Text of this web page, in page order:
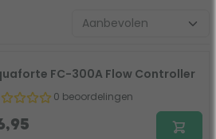
FC-300A Flow Controller
0 beoordelingen